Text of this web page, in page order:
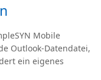
Mobile
Outlook-Datendatei,
ein eigenes